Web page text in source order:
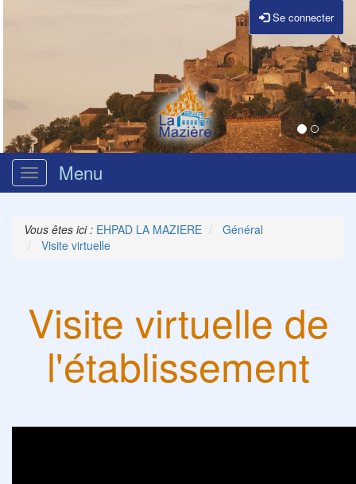
Se connecter
Ouvrir
le
Menu
Vous êtes ici : EHPAD LA MAZIERE
Général
Visite virtuelle
Visite virtuelle de
l'établissement